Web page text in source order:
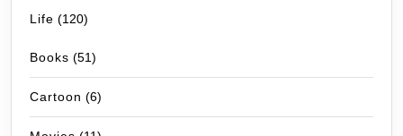
Life (120)
Books (51)
Cartoon (6)